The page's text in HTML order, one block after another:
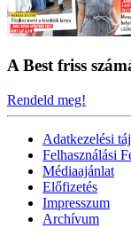
A Best friss
Rendeld meg!
Adatkezelési
Felhasználási
Médiaajánlat
Előfizetés
Impresszum
Archívum